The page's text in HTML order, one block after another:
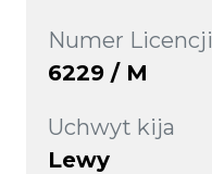
Numer Licencji
6229 / M
Uchwyt kija
Lewy